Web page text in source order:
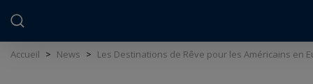
Accueil > News > Les Destinations de Rêve pour les Américains en